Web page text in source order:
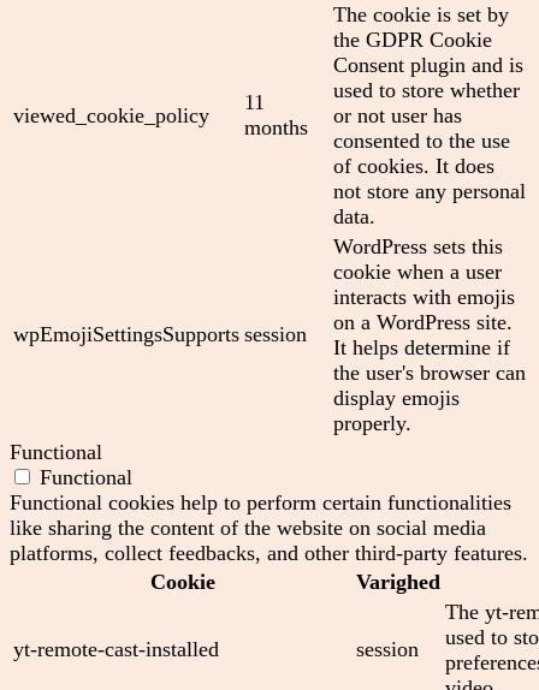
viewed_cookie_policy
11
months
The cookie is set by
the GDPR Cookie
Consent plugin and is
used to store whether
or not user has
consented to the use
of cookies. It does
not store any personal
data.
wpEmojiSettingsSupports session
WordPress sets this
cookie when a user
interacts with emojis
on a WordPress site.
It helps determine if
the user's browser can
display emojis
properly.
Functional
Functional
Functional cookies help to perform certain functionalities
like sharing the content of the website on social media
platforms, collect feedbacks, and other third-party features.
Cookie
Varighed
yt-remote-cast-installed session
The yt-
used to